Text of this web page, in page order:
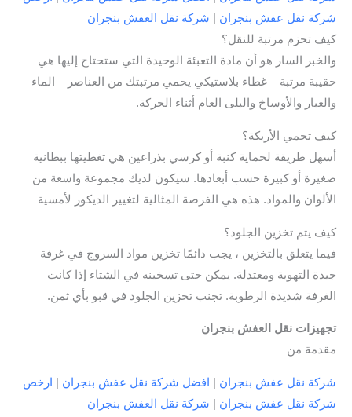
شركة نقل عفش بنجران
شركة نقل العفش بنجران
كيف تحزم مرتبة للنقل؟
والخبر السار هو أن مادة التعبئة الوحيدة التي ستحتاج إليها هي
حقيبة مرتبة – غطاء بلاستيكي يحمي مرتبتك من العناصر – الماء
والغبار والأوساخ والبلى العام أثناء الحركة.
كيف تحمي الأريكة؟
أسهل طريقة لحماية كنبة أو كرسي بذراعين هي تغطيتها ببطانية
صغيرة أو كبيرة حسب أبعادها. سيكون لديك مجموعة واسعة من
الألوان والمواد. هذه هي الفرصة المثالية لتغيير الديكور لأمسية
كيف يتم تخزين الجلود؟
فيما يتعلق بالتخزين ، يجب دائمًا تخزين مواد السروج في غرفة
جيدة التهوية ومعتدلة. يمكن حتى تسخينه في الشتاء إذا كانت
الغرفة شديدة الرطوبة. تجنب تخزين الجلود في قبو بأي ثمن.
تجهيزات نقل العفش بنجران
مقدمة من
شركة نقل عفش بنجران افضل شركة نقل عفش بنجران
ارخص
شركة نقل عفش بنجران
شركة نقل العفش بنجران